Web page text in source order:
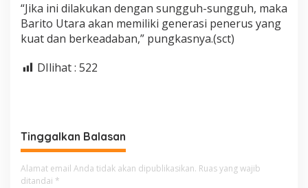
“Jika ini dilakukan dengan sungguh-sungguh, maka
Barito Utara akan memiliki generasi penerus yang
kuat dan berkeadaban,” pungkasnya.(sct)
DIlihat : 522
Tinggalkan Balasan
Alamat email Anda tidak akan dipublikasikan. Ruas yang wajib
ditandai *